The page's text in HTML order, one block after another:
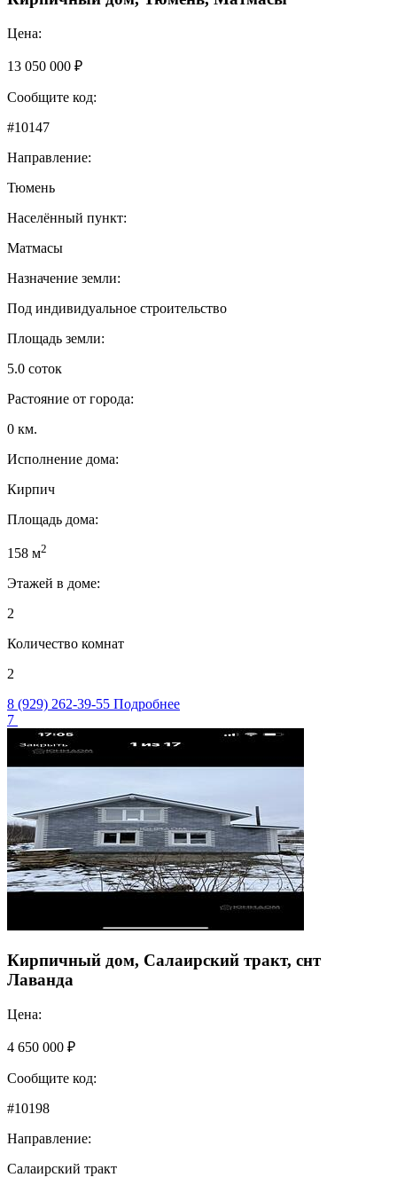
Цена:
13 050 000 ₽
Сообщите код:
#10147
Направление:
Тюмень
Населённый пункт:
Матмасы
Назначение земли:
Под индивидуальное строительство
Площадь земли:
5.0 соток
Растояние от города:
0 км.
Исполнение дома:
Кирпич
Площадь дома:
158 м2
Этажей в доме:
2
Количество комнат
2
8 (929) 262-39-55 Подробнее
7
Кирпичный дом, Салаирский тракт, снт
Лаванда
Цена:
4 650 000 ₽
Сообщите код:
#10198
Направление:
Салаирский тракт